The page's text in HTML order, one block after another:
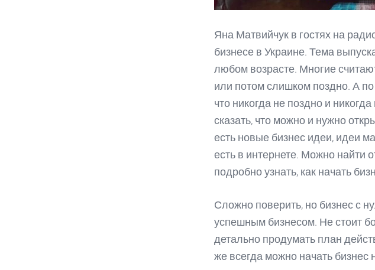
Яна Матвийчук в гостях на
бизнесе в Украине. Тема
любом возрасте. Многие
или потом слишком поздно. А
что никогда не поздно и
сказать, что можно и нужно
есть новые бизнес идеи, идеи
есть в интернете. Можно найти
подробно узнать, как начать
Сложно поверить, но бизнес с
успешным бизнесом. Не стоит
детально продумать план
же всегда можно начать бизнес